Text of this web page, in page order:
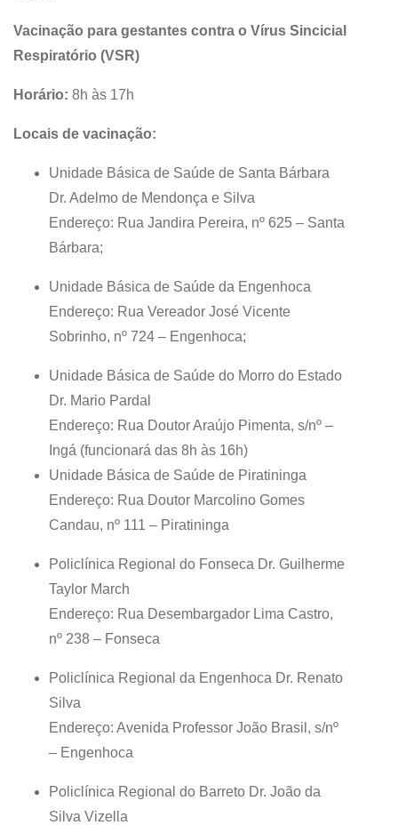
Vacinação para gestantes contra o Vírus Sincicial
Respiratório (VSR)
Horário: 8h às 17h
Locais de vacinação:
Unidade Básica de Saúde de Santa Bárbara
Dr. Adelmo de Mendonça e Silva
Endereço: Rua Jandira Pereira, nº 625 – Santa
Bárbara;
Unidade Básica de Saúde da Engenhoca
Endereço: Rua Vereador José Vicente
Sobrinho, nº 724 – Engenhoca;
Unidade Básica de Saúde do Morro do Estado
Dr. Mario Pardal
Endereço: Rua Doutor Araújo Pimenta, s/nº –
Ingá (funcionará das 8h às 16h)
Unidade Básica de Saúde de Piratininga
Endereço: Rua Doutor Marcolino Gomes
Candau, nº 111 – Piratininga
Policlínica Regional do Fonseca Dr. Guilherme
Taylor March
Endereço: Rua Desembargador Lima Castro,
nº 238 – Fonseca
Policlínica Regional da Engenhoca Dr. Renato
Silva
Endereço: Avenida Professor João Brasil, s/nº
– Engenhoca
Policlínica Regional do Barreto Dr. João da
Silva Vizella